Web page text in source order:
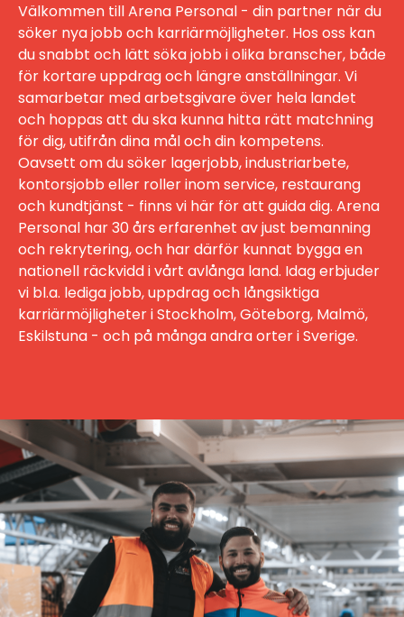
Välkommen till Arena Personal - din partner när du
söker nya jobb och karriärmöjligheter. Hos oss kan
du snabbt och lätt söka jobb i olika branscher, både
för kortare uppdrag och längre anställningar. Vi
samarbetar med arbetsgivare över hela landet
och hoppas att du ska kunna hitta rätt matchning
för dig, utifrån dina mål och din kompetens.
Oavsett om du söker lagerjobb, industriarbete,
kontorsjobb eller roller inom service, restaurang
och kundtjänst - finns vi här för att guida dig. Arena
Personal har 30 års erfarenhet av just bemanning
och rekrytering, och har därför kunnat bygga en
nationell räckvidd i vårt avlånga land. Idag erbjuder
vi bl.a. lediga jobb, uppdrag och långsiktiga
karriärmöjligheter i Stockholm, Göteborg, Malmö,
Eskilstuna - och på många andra orter i Sverige.